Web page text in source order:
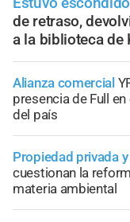
de retraso,
a la biblioteca de
Alianza comercial
presencia de Full
del país
Propiedad privada
cuestionan la
materia ambiental